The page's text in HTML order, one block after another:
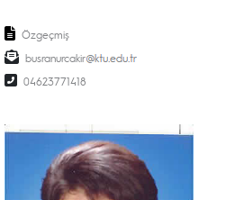
Özgeçmiş
busranurcakir
04623771418